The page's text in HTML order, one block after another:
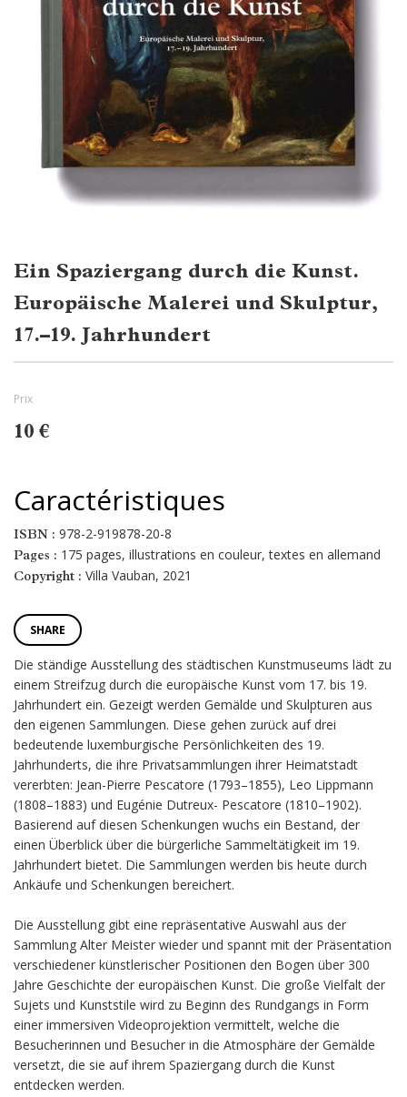
Ein Spaziergang durch die Kunst.
Europäische Malerei und Skulptur,
17.–19. Jahrhundert
Prix
10 €
Caractéristiques
ISBN : 978-2-919878-20-8
Pages : 175 pages, illustrations en couleur, textes en allemand
Copyright : Villa Vauban, 2021
SHARE
Die ständige Ausstellung des städtischen Kunstmuseums lädt zu
einem Streifzug durch die europäische Kunst vom 17. bis 19.
Jahrhundert ein. Gezeigt werden Gemälde und Skulpturen aus
den eigenen Sammlungen. Diese gehen zurück auf drei
bedeutende luxemburgische Persönlichkeiten des 19.
Jahrhunderts, die ihre Privatsammlungen ihrer Heimatstadt
vererbten: Jean-Pierre Pescatore (1793–1855), Leo Lippmann
(1808–1883) und Eugénie Dutreux- Pescatore (1810–1902).
Basierend auf diesen Schenkungen wuchs ein Bestand, der
einen Überblick über die bürgerliche Sammeltätigkeit im 19.
Jahrhundert bietet. Die Sammlungen werden bis heute durch
Ankäufe und Schenkungen bereichert.
Die Ausstellung gibt eine repräsentative Auswahl aus der
Sammlung Alter Meister wieder und spannt mit der Präsentation
verschiedener künstlerischer Positionen den Bogen über 300
Jahre Geschichte der europäischen Kunst. Die große Vielfalt der
Sujets und Kunststile wird zu Beginn des Rundgangs in Form
einer immersiven Videoprojektion vermittelt, welche die
Besucherinnen und Besucher in die Atmosphäre der Gemälde
versetzt, die sie auf ihrem Spaziergang durch die Kunst
entdecken werden.